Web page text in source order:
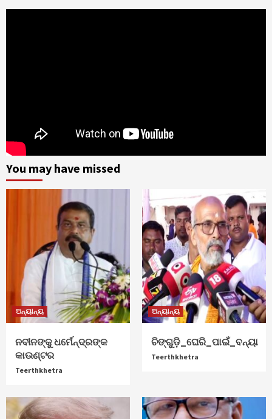
You may have missed
ଅନ୍ୟାନ୍ୟ
ନବୀନଙ୍କୁ ଧର୍ମେନ୍ଦ୍ରଙ୍କ
କାଉଣ୍ଟର
Teerthkhetra
ଅନ୍ୟାନ୍ୟ
ଚିଙ୍ଗୁଡ଼ି_ଘେରି_ପାଇଁ_ବନ୍ୟା
Teerthkhetra